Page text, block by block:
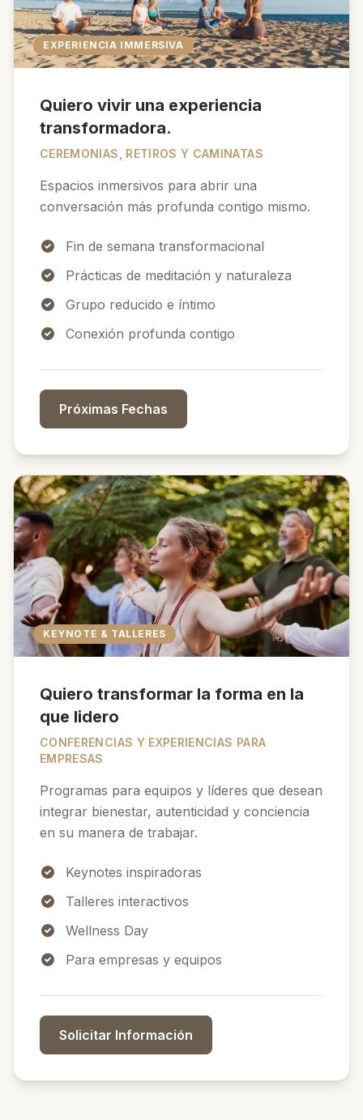
EXPERIENCIA IMMERSIVA
Quiero vivir una experiencia
transformadora.
CEREMONIAS, RETIROS Y CAMINATAS
Espacios inmersivos para abrir una
conversación más profunda contigo mismo.
Fin de semana transformacional
Prácticas de meditación y naturaleza
Grupo reducido e íntimo
Conexión profunda contigo
Próximas Fechas
KEYNOTE & TALLERES
Quiero transformar la forma en la
que lidero
CONFERENCIAS Y EXPERIENCIAS PARA
EMPRESAS
Programas para equipos y líderes que desean
integrar bienestar, autenticidad y conciencia
en su manera de trabajar.
Keynotes inspiradoras
Talleres interactivos
Wellness Day
Para empresas y equipos
Solicitar Información